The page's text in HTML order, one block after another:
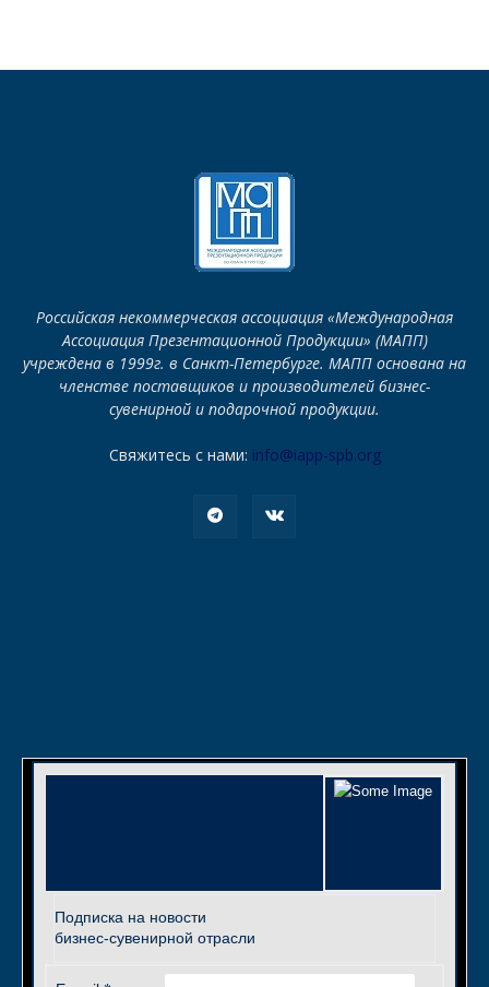
Российская некоммерческая ассоциация «Международная
Ассоциация Презентационной Продукции» (МАПП)
учреждена в 1999г. в Санкт-Петербурге. МАПП основана на
членстве поставщиков и производителей бизнес-
сувенирной и подарочной продукции.
Свяжитесь с нами: info@iapp-spb.org
Подписка на новости
бизнес-сувенирной отрасли